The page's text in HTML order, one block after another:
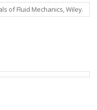
of Fluid Mechanics, Wiley.